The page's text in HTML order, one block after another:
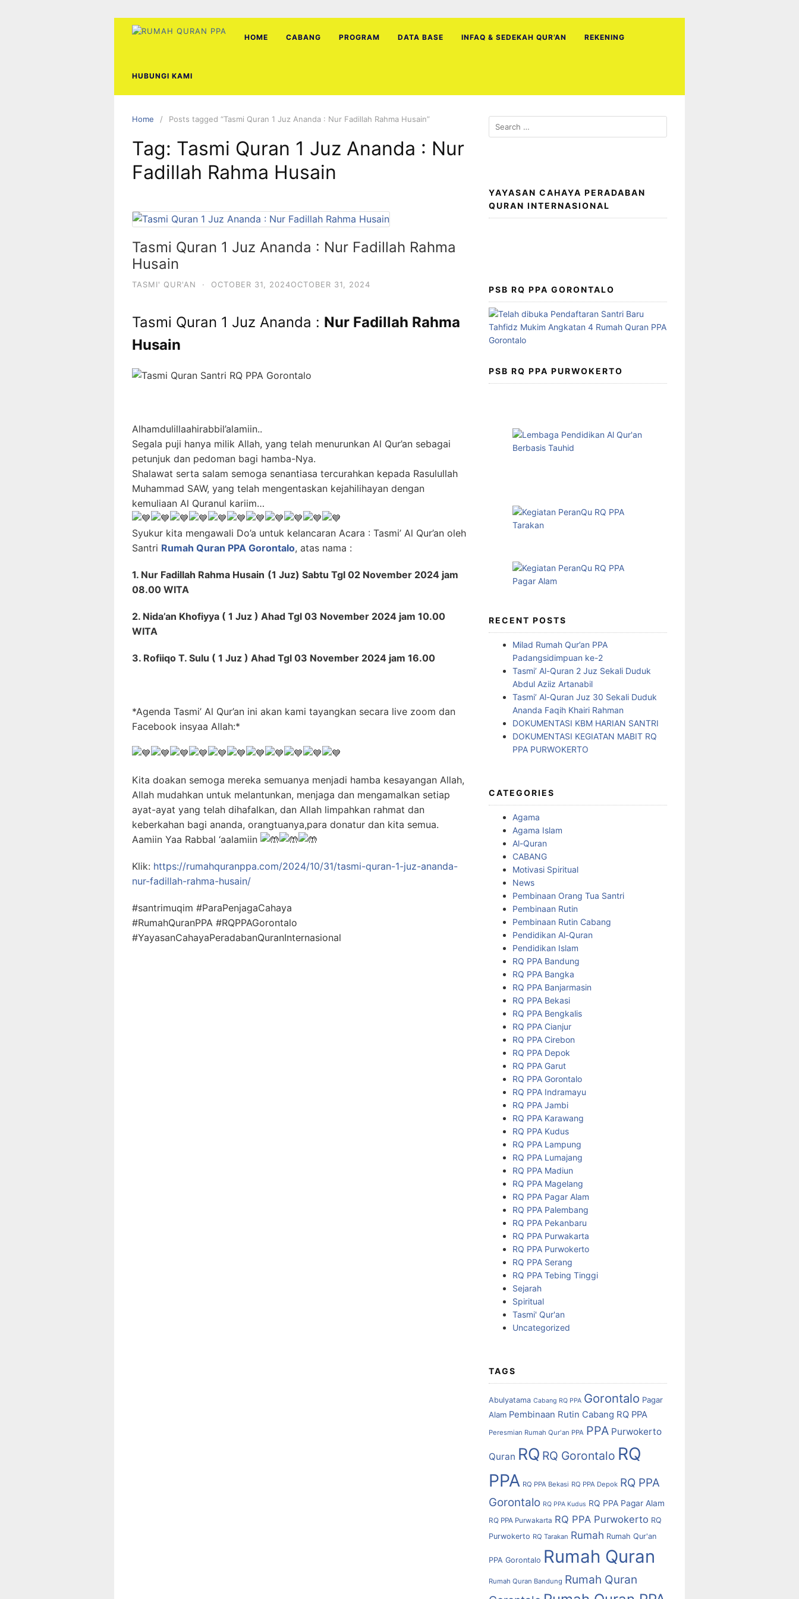
HOME CABANG PROGRAM DATA BASE INFAQ & SEDEKAH QUR’AN REKENING
HUBUNGI KAMI
Home Posts tagged “Tasmi Quran 1 Juz Ananda : Nur Fadillah Rahma Husain”
Tag: Tasmi Quran 1 Juz Ananda : Nur
Fadillah Rahma Husain
Tasmi Quran 1 Juz Ananda : Nur Fadillah Rahma
Husain
TASMI' QUR'AN · OCTOBER 31, 2024OCTOBER 31, 2024
Tasmi Quran 1 Juz Ananda : Nur Fadillah Rahma
Husain
Alhamdulillaahirabbil’alamiin..
Segala puji hanya milik Allah, yang telah menurunkan Al Qur’an sebagai
petunjuk dan pedoman bagi hamba-Nya.
Shalawat serta salam semoga senantiasa tercurahkan kepada Rasulullah
Muhammad SAW, yang telah mengentaskan kejahilihayan dengan
kemuliaan Al Quranul kariim…
Syukur kita mengawali Do’a untuk kelancaran Acara : Tasmi’ Al Qur’an oleh
Santri Rumah Quran PPA Gorontalo, atas nama :
1. Nur Fadillah Rahma Husain (1 Juz) Sabtu Tgl 02 November 2024 jam
08.00 WITA
2. Nida’an Khofiyya ( 1 Juz ) Ahad Tgl 03 November 2024 jam 10.00
WITA
3. Rofiiqo T. Sulu ( 1 Juz ) Ahad Tgl 03 November 2024 jam 16.00
*Agenda Tasmi’ Al Qur’an ini akan kami tayangkan secara live zoom dan
Facebook insyaa Allah:*
Kita doakan semoga mereka semuanya menjadi hamba kesayangan Allah,
Allah mudahkan untuk melantunkan, menjaga dan mengamalkan setiap
ayat-ayat yang telah dihafalkan, dan Allah limpahkan rahmat dan
keberkahan bagi ananda, orangtuanya,para donatur dan kita semua.
Aamiin Yaa Rabbal ‘aalamiin
Klik: https://rumahquranppa.com/2024/10/31/tasmi-quran-1-juz-ananda-
nur-fadillah-rahma-husain/
#santrimuqim #ParaPenjagaCahaya
#RumahQuranPPA #RQPPAGorontalo
#YayasanCahayaPeradabanQuranInternasional
Search
for:
YAYASAN CAHAYA PERADABAN
QURAN INTERNASIONAL
PSB RQ PPA GORONTALO
PSB RQ PPA PURWOKERTO
RECENT POSTS
Milad Rumah Qur’an PPA
Padangsidimpuan ke-2
Tasmi’ Al-Quran 2 Juz Sekali Duduk
Abdul Aziiz Artanabil
Tasmi’ Al-Quran Juz 30 Sekali Duduk
Ananda Faqih Khairi Rahman
DOKUMENTASI KBM HARIAN SANTRI
DOKUMENTASI KEGIATAN MABIT RQ
PPA PURWOKERTO
CATEGORIES
Agama
Agama Islam
Al-Quran
CABANG
Motivasi Spiritual
News
Pembinaan Orang Tua Santri
Pembinaan Rutin
Pembinaan Rutin Cabang
Pendidikan Al-Quran
Pendidikan Islam
RQ PPA Bandung
RQ PPA Bangka
RQ PPA Banjarmasin
RQ PPA Bekasi
RQ PPA Bengkalis
RQ PPA Cianjur
RQ PPA Cirebon
RQ PPA Depok
RQ PPA Garut
RQ PPA Gorontalo
RQ PPA Indramayu
RQ PPA Jambi
RQ PPA Karawang
RQ PPA Kudus
RQ PPA Lampung
RQ PPA Lumajang
RQ PPA Madiun
RQ PPA Magelang
RQ PPA Pagar Alam
RQ PPA Palembang
RQ PPA Pekanbaru
RQ PPA Purwakarta
RQ PPA Purwokerto
RQ PPA Serang
RQ PPA Tebing Tinggi
Sejarah
Spiritual
Tasmi' Qur'an
Uncategorized
TAGS
Abulyatama Cabang RQ PPA Gorontalo Pagar
Alam Pembinaan Rutin Cabang RQ PPA
Peresmian Rumah Qur'an PPA PPA Purwokerto
Quran RQ RQ Gorontalo RQ
PPA RQ PPA Bekasi RQ PPA Depok RQ PPA
Gorontalo RQ PPA Kudus RQ PPA Pagar Alam
RQ PPA Purwakarta RQ PPA Purwokerto RQ
Purwokerto RQ Tarakan Rumah Rumah Qur'an
PPA Gorontalo Rumah Quran
Rumah Quran Bandung Rumah Quran